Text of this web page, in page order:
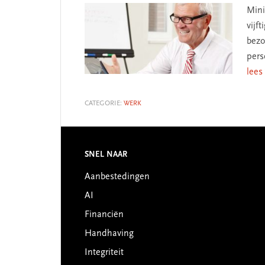
CATEGORIE: WERK
Footer
SNEL NAAR
Aanbestedingen
AI
Financiën
Handhaving
Integriteit